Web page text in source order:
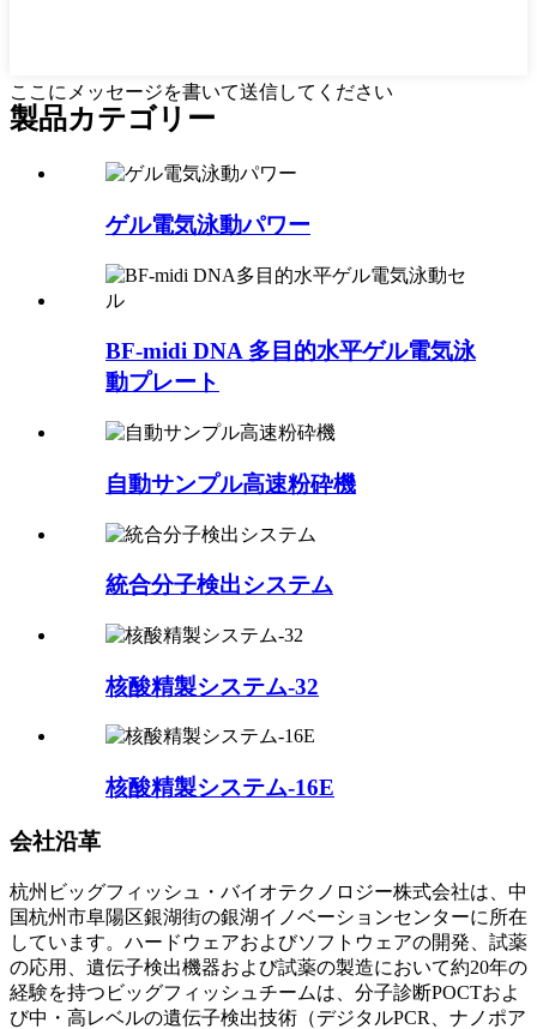
ここにメッセージを書いて送信してください
製品カテゴリー
ゲル電気泳動パワー
BF-midi DNA 多目的水平ゲル電気泳
動プレート
自動サンプル高速粉砕機
統合分子検出システム
核酸精製システム-32
核酸精製システム-16E
会社沿革
杭州ビッグフィッシュ・バイオテクノロジー株式会社は、中
国杭州市阜陽区銀湖街の銀湖イノベーションセンターに所在
しています。ハードウェアおよびソフトウェアの開発、試薬
の応用、遺伝子検出機器および試薬の製造において約20年の
経験を持つビッグフィッシュチームは、分子診断POCTおよ
び中・高レベルの遺伝子検出技術（デジタルPCR、ナノポア